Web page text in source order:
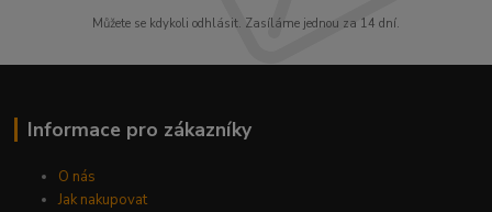
Můžete se kdykoli odhlásit. Zasíláme jednou za 14 dní.
Informace pro zákazníky
O nás
Jak nakupovat